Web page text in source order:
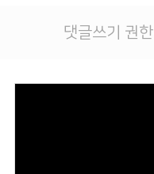
댓글쓰기 권